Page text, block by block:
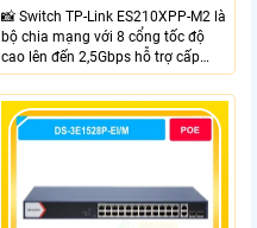
📸 Switch TP-Link ES210XPP-M2 là
bộ chia mạng với 8 cổng tốc độ
cao lên đến 2,5Gbps hỗ trợ cấp
nguồn và mạng cho đầu ghi hình
từ xa nhờ công suất POE lên đến